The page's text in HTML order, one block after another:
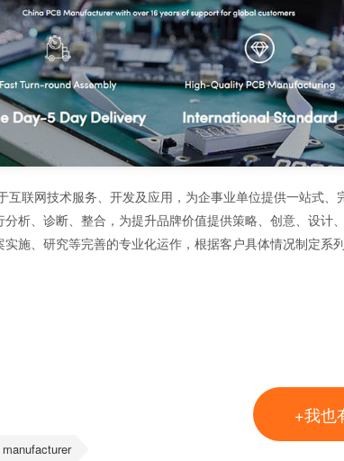
网技术服务、开发及应用，为企事业单位提供一站式、
析、诊断、整合，为提升品牌价值提供策略、创意、设计
施、研究等完善的专业化运作，根据客户具体情况制定系
manufacturer
+我也